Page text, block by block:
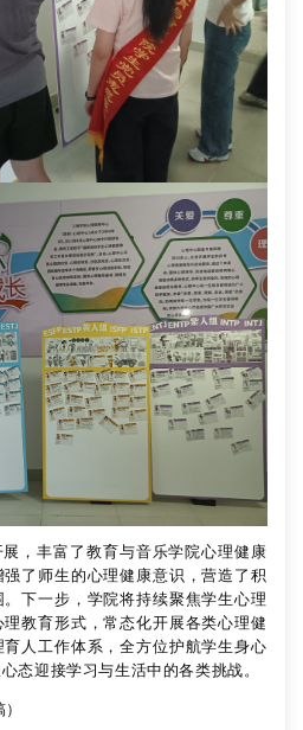
，丰富了教育与音乐学院心理健康
了师生的心理健康意识，营造了积
下一步，学院将持续聚焦学生心理
教育形式，常态化开展各类心理健
人工作体系，全方位护航学生身心
态迎接学习与生活中的各类挑战。